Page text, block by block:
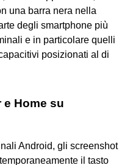
una barra nera nella
degli smartphone più
e in particolare quelli
posizionati al di
Home su
Android, gli screenshot
il tasto